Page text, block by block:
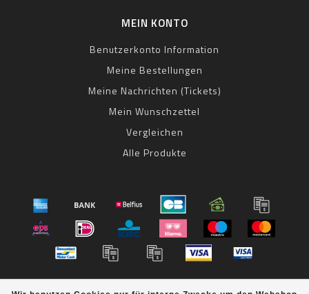
MEIN KONTO
Benutzerkonto Information
Meine Bestellungen
Meine Nachrichten (Tickets)
Mein Wunschzettel
Vergleichen
Alle Produkte
© Copyright 2026 bestbike RADSPORT Andreas Kommer -